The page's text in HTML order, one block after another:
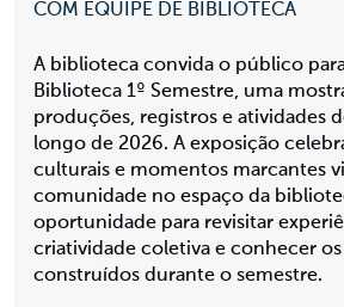
COM EQUIPE DE BIBLIOTECA
A biblioteca convida o público
Biblioteca 1º Semestre, uma
produções, registros e atividades
longo de 2026. A exposição
culturais e momentos marcantes
comunidade no espaço da
oportunidade para revisitar
criatividade coletiva e conhecer
construídos durante o semestre.